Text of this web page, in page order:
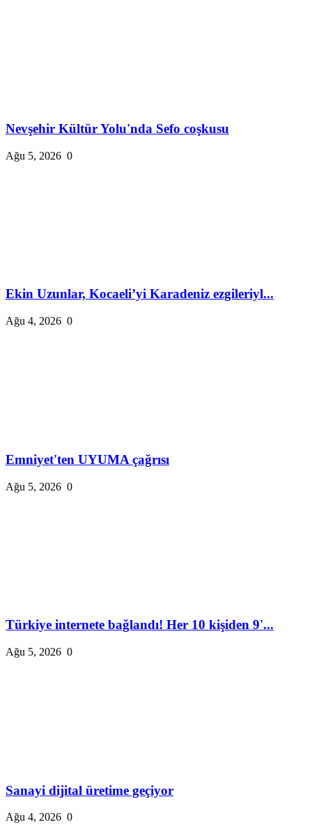
Nevşehir Kültür Yolu'nda Sefo coşkusu
Ağu 5, 2026 0
Ekin Uzunlar, Kocaeli’yi Karadeniz ezgileriyl...
Ağu 4, 2026 0
Emniyet'ten UYUMA çağrısı
Ağu 5, 2026 0
Türkiye internete bağlandı! Her 10 kişiden 9'...
Ağu 5, 2026 0
Sanayi dijital üretime geçiyor
Ağu 4, 2026 0